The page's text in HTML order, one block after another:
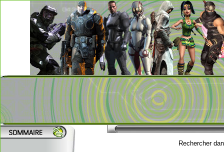
Rechercher